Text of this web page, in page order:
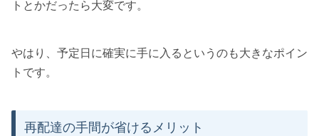
トとかだったら大変です。
やはり、予定日に確実に手に入るというのも大きなポイン
トです。
再配達の手間が省けるメリット